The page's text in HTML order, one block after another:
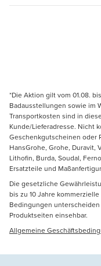
*Die Aktion gilt vom 01.08.
Badausstellungen sowie im
Transportkosten sind in
Kunde/Lieferadresse. Nicht
Geschenkgutscheinen oder
HansGrohe, Grohe, Duravit,
Lithofin, Burda, Soudal,
Ersatzteile und
Die gesetzliche
bis zu 10 Jahre
Bedingungen
Produktseiten einsehbar.
Allgemeine